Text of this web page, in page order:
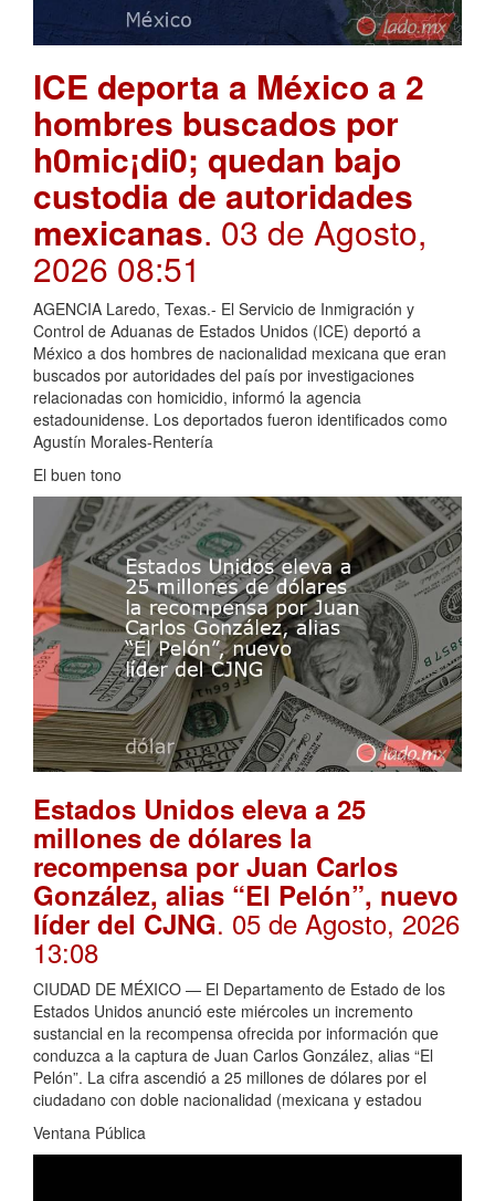
ICE deporta a México a 2
hombres buscados por
h0mic¡di0; quedan bajo
custodia de autoridades
mexicanas. 03 de Agosto,
2026 08:51
AGENCIA Laredo, Texas.- El Servicio de Inmigración y
Control de Aduanas de Estados Unidos (ICE) deportó a
México a dos hombres de nacionalidad mexicana que eran
buscados por autoridades del país por investigaciones
relacionadas con homicidio, informó la agencia
estadounidense. Los deportados fueron identificados como
Agustín Morales-Rentería
El buen tono
Estados Unidos eleva a 25
millones de dólares la
recompensa por Juan Carlos
González, alias “El Pelón”, nuevo
líder del CJNG. 05 de Agosto, 2026
13:08
CIUDAD DE MÉXICO — El Departamento de Estado de los
Estados Unidos anunció este miércoles un incremento
sustancial en la recompensa ofrecida por información que
conduzca a la captura de Juan Carlos González, alias “El
Pelón”. La cifra ascendió a 25 millones de dólares por el
ciudadano con doble nacionalidad (mexicana y estadou
Ventana Pública